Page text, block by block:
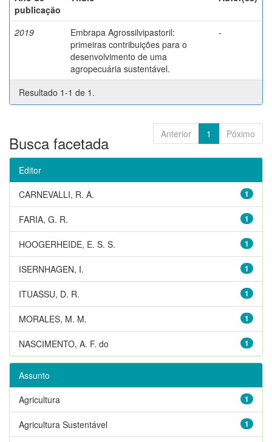
publicação
2019
Embrapa Agrossilvipastoril:
primeiras contribuições para o
desenvolvimento de uma
agropecuária sustentável.
-
Resultado 1-1 de 1.
Anterior 1 Póximo
Busca facetada
Editor
1
CARNEVALLI, R. A.
1
FARIA, G. R.
1
HOOGERHEIDE, E. S. S.
1
ISERNHAGEN, I.
1
ITUASSU, D. R.
1
MORALES, M. M.
1
NASCIMENTO, A. F. do
Assunto
1
Agricultura
1
Agricultura Sustentável